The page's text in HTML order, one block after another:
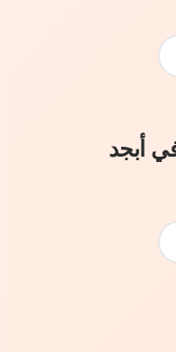
أبجد